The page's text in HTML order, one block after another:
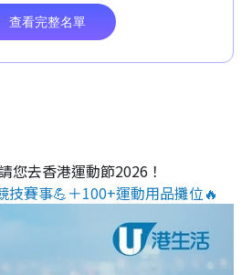
您去香港運動節2026！
技賽事💪＋100+運動用品攤位🔥